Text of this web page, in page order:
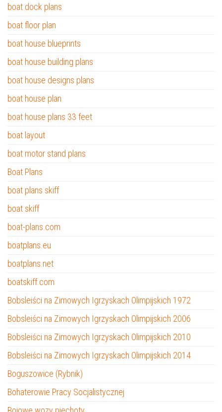
boat dock plans
boat floor plan
boat house blueprints
boat house building plans
boat house designs plans
boat house plan
boat house plans 33 feet
boat layout
boat motor stand plans
Boat Plans
boat plans skiff
boat skiff
boat-plans.com
boatplans.eu
boatplans.net
boatskiff.com
Bobsleiści na Zimowych Igrzyskach Olimpijskich 1972
Bobsleiści na Zimowych Igrzyskach Olimpijskich 2006
Bobsleiści na Zimowych Igrzyskach Olimpijskich 2010
Bobsleiści na Zimowych Igrzyskach Olimpijskich 2014
Boguszowice (Rybnik)
Bohaterowie Pracy Socjalistycznej